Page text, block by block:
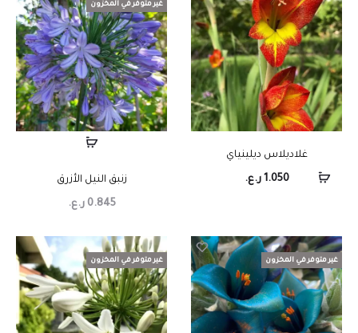
غلاديلاس ديلينياي
1.050 ر.ع.
غير متوفر في المخزون
زنبق النيل الأزرق
0.845 ر.ع.
غير متوفر في المخزون غير متوفر في المخزون